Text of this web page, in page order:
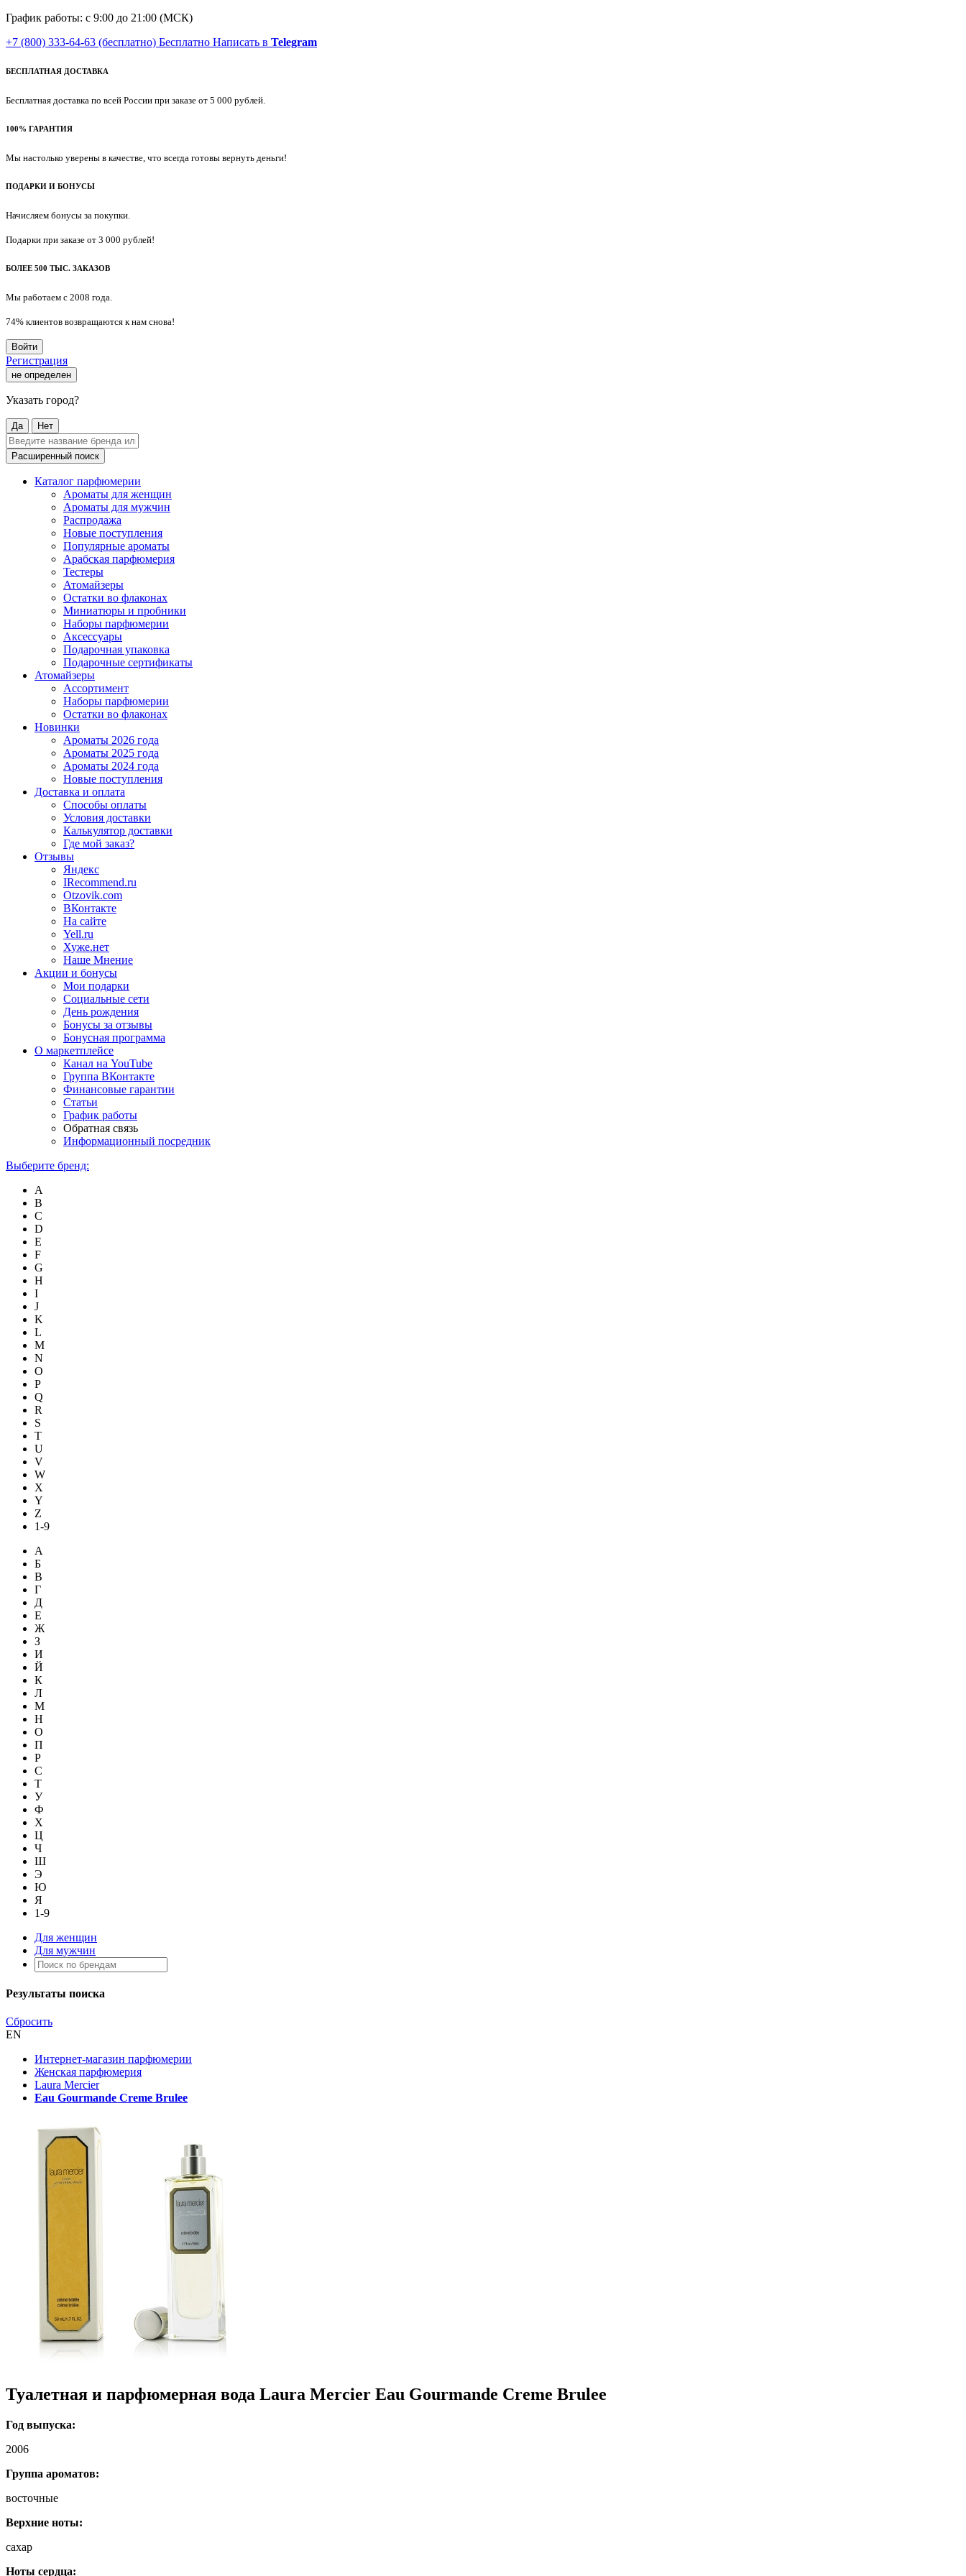
График работы: с 9:00 до 21:00 (МСК)
+7 (800) 333-64-63 (бесплатно) Бесплатно Написать в Telegram
БЕСПЛАТНАЯ ДОСТАВКА
Бесплатная доставка по всей России при заказе от 5 000 рублей.
100% ГАРАНТИЯ
Мы настолько уверены в качестве, что всегда готовы вернуть деньги!
ПОДАРКИ И БОНУСЫ
Начисляем бонусы за покупки.
Подарки при заказе от 3 000 рублей!
БОЛЕЕ 500 ТЫС. ЗАКАЗОВ
Мы работаем с 2008 года.
74% клиентов возвращаются к нам снова!
Войти
Регистрация
не определен
Указать город?
Да Нет
Расширенный поиск
Каталог парфюмерии
Ароматы для женщин
Ароматы для мужчин
Распродажа
Новые поступления
Популярные ароматы
Арабская парфюмерия
Тестеры
Атомайзеры
Остатки во флаконах
Миниатюры и пробники
Наборы парфюмерии
Аксессуары
Подарочная упаковка
Подарочные сертификаты
Атомайзеры
Ассортимент
Наборы парфюмерии
Остатки во флаконах
Новинки
Ароматы 2026 года
Ароматы 2025 года
Ароматы 2024 года
Новые поступления
Доставка и оплата
Способы оплаты
Условия доставки
Калькулятор доставки
Где мой заказ?
Отзывы
Яндекс
IRecommend.ru
Otzovik.com
ВКонтакте
На сайте
Yell.ru
Хуже.нет
Наше Мнение
Акции и бонусы
Мои подарки
Социальные сети
День рождения
Бонусы за отзывы
Бонусная программа
О маркетплейсе
Канал на YouTube
Группа ВКонтакте
Финансовые гарантии
Статьи
График работы
Обратная связь
Информационный посредник
Выберите бренд:
A
B
C
D
E
F
G
H
I
J
K
L
M
N
O
P
Q
R
S
T
U
V
W
X
Y
Z
1-9
А
Б
В
Г
Д
Е
Ж
З
И
Й
К
Л
М
Н
О
П
Р
С
Т
У
Ф
Х
Ц
Ч
Ш
Э
Ю
Я
1-9
Для женщин
Для мужчин
Результаты поиска
Сбросить
EN
Интернет-магазин парфюмерии
Женская парфюмерия
Laura Mercier
Eau Gourmande Creme Brulee
Туалетная и парфюмерная вода Laura Mercier Eau Gourmande Creme Brulee
Год выпуска:
2006
Группа ароматов:
восточные
Верхние ноты:
сахар
Ноты сердца: